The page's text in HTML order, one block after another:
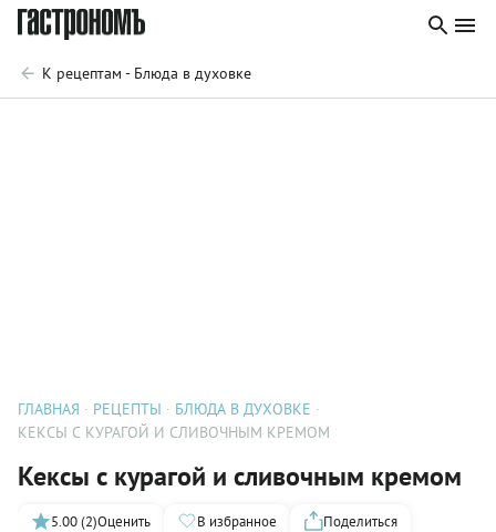
К рецептам - Блюда в духовке
ГЛАВНАЯ РЕЦЕПТЫ
БЛЮДА В ДУХОВКЕ
КЕКСЫ С КУРАГОЙ И СЛИВОЧНЫМ КРЕМОМ
Кексы с курагой и сливочным кремом
5.00 (2)Оценить В избранное
Поделиться